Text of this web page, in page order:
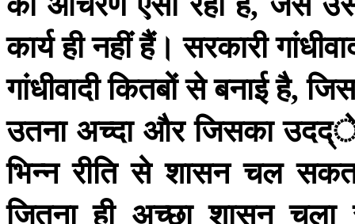
कार्यहीनहींहैं। सरकारी
गांधीवादीकितबोंसेबनाईहै,
उतना अच्दा और जिसका
भिन्न रीति से शासन चल
जितना ही अच्छा शासन चला